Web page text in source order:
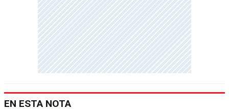
EN ESTA NOTA